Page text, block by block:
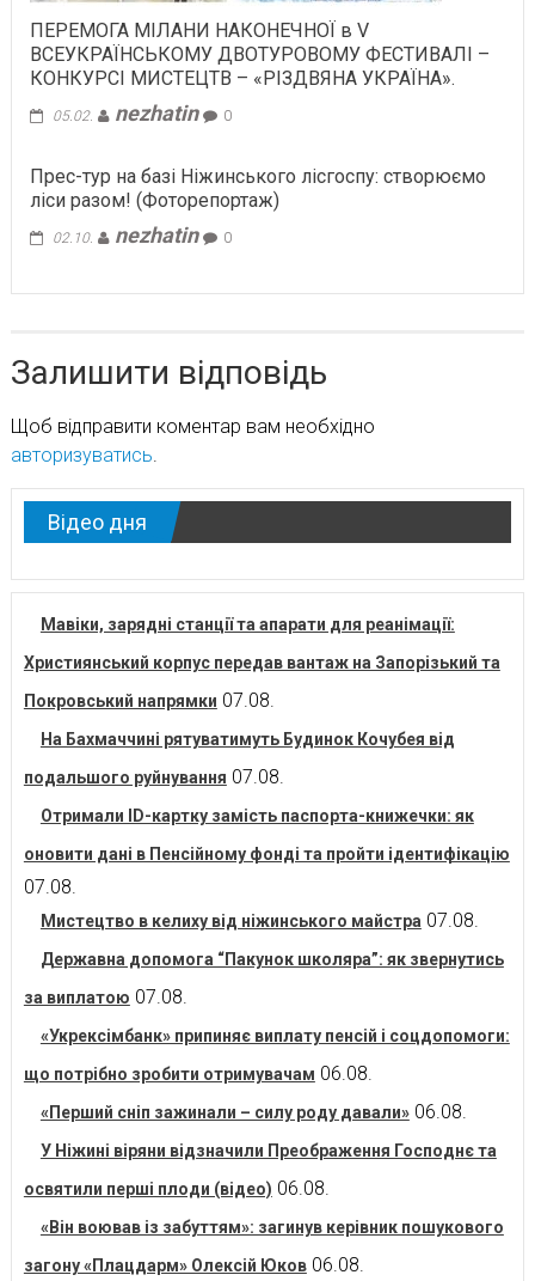
ПЕРЕМОГА МІЛАНИ НАКОНЕЧНОЇ в V
ВСЕУКРАЇНСЬКОМУ ДВОТУРОВОМУ ФЕСТИВАЛІ –
КОНКУРСІ МИСТЕЦТВ – «РІЗДВЯНА УКРАЇНА».
05.02. nezhatin 0
Прес-тур на базі Ніжинського лісгоспу: створюємо
ліси разом! (Фоторепортаж)
02.10. nezhatin 0
Залишити відповідь
Щоб відправити коментар вам необхідно
авторизуватись.
Відео дня
Мавіки, зарядні станції та апарати для реанімації:
Християнський корпус передав вантаж на Запорізький та
Покровський напрямки 07.08.
На Бахмаччині рятуватимуть Будинок Кочубея від
подальшого руйнування 07.08.
Отримали ID-картку замість паспорта-книжечки: як
оновити дані в Пенсійному фонді та пройти ідентифікацію
07.08.
Мистецтво в келиху від ніжинського майстра 07.08.
Державна допомога “Пакунок школяра”: як звернутись
за виплатою 07.08.
«Укрексімбанк» припиняє виплату пенсій і соцдопомоги:
що потрібно зробити отримувачам 06.08.
«Перший сніп зажинали – силу роду давали» 06.08.
У Ніжині віряни відзначили Преображення Господнє та
освятили перші плоди (відео) 06.08.
«Він воював із забуттям»: загинув керівник пошукового
загону «Плацдарм» Олексій Юков 06.08.